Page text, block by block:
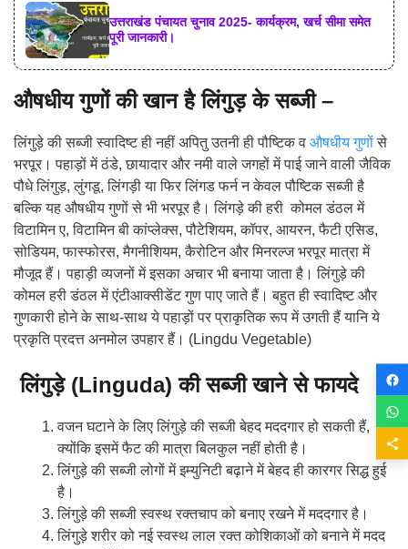
उत्तराखंड पंचायत चुनाव 2025- कार्यक्रम, खर्च सीमा समेत
पूरी जानकारी।
औषधीय गुणों की खान है लिंगुड़ के सब्जी –
लिंगुड़े की सब्जी स्वादिष्ट ही नहीं अपितु उतनी ही पौष्टिक व औषधीय गुणोंसे
भरपूर। पहाड़ों में ठंडे, छायादार और नमी वाले जगहों में पाई जाने वाली जैविक
पौधे लिंगुड़, लुंगडू, लिंगड़ी या फिर लिंगड फर्न न केवल पौष्टिक सब्जी है
बल्कि यह औषधीय गुणों से भी भरपूर है। लिंगड़े की हरी कोमल डंठल में
विटामिन ए, विटामिन बी कांप्लेक्स, पौटेशियम, कॉपर, आयरन, फैटी एसिड,
सोडियम, फास्फोरस, मैगनीशियम, कैरोटिन और मिनरल्ज भरपूर मात्रा में
मौजूद हैं। पहाड़ी व्यजनों में इसका अचार भी बनाया जाता है। लिंगुड़े की
कोमल हरी डंठल में एंटीआक्सीडेंट गुण पाए जाते हैं। बहुत ही स्वादिष्ट और
गुणकारी होने के साथ-साथ ये पहाड़ों पर प्राकृतिक रूप में उगती हैं यानि ये
प्रकृति प्रदत्त अनमोल उपहार हैं। (Lingdu Vegetable)
लिंगुड़े (Linguda) की सब्जी खाने से फायदे
वजन घटाने के लिए लिंगुड़े की सब्जी बेहद मददगार हो सकती हैं,
क्योंकि इसमें फैट की मात्रा बिलकुल नहीं होती है।
लिंगुड़े की सब्जी लोगों में इम्युनिटी बढ़ाने में बेहद ही कारगर सिद्ध हुई
है।
लिंगुड़े की सब्जी स्वस्थ रक्तचाप को बनाए रखने में मददगार है।
लिंगुड़े शरीर को नई स्वस्थ लाल रक्त कोशिकाओं को बनाने में मदद